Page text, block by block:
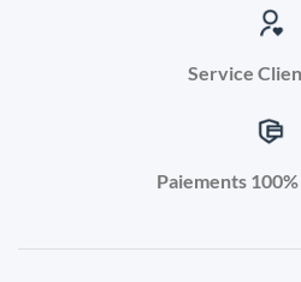
Service
Paiements